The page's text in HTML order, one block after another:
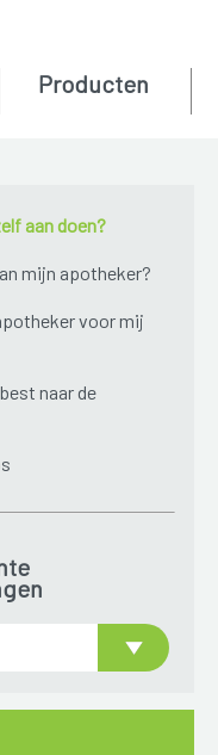
aan doen?
mijn apotheker?
voor mij
naar de
Producten